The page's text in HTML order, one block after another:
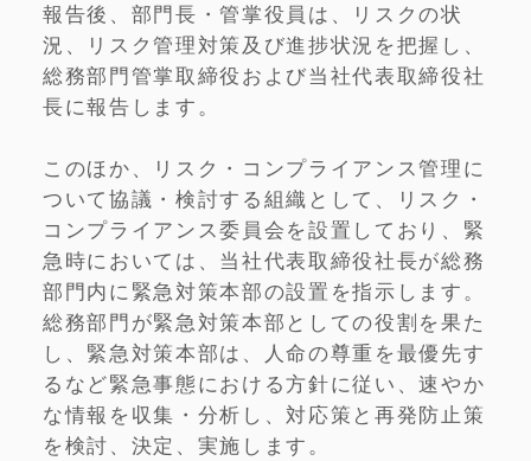
報告後、部門長・管掌役員は、リスクの状
況、リスク管理対策及び進捗状況を把握し、
総務部門管掌取締役および当社代表取締役社
長に報告します。
このほか、リスク・コンプライアンス管理に
ついて協議・検討する組織として、リスク・
コンプライアンス委員会を設置しており、緊
急時においては、当社代表取締役社長が総務
部門内に緊急対策本部の設置を指示します。
総務部門が緊急対策本部としての役割を果た
し、緊急対策本部は、人命の尊重を最優先す
るなど緊急事態における方針に従い、速やか
な情報を収集・分析し、対応策と再発防止策
を検討、決定、実施します。